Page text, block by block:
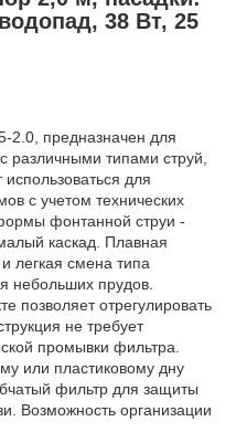
38 Вт, 25
предназначен для
различными типами струй,
для
с учетом технических
фонтанной струи -
каскад. Плавная
и легкая смена типа
небольших прудов.
позволяет отрегулировать
не требует
промывки фильтра.
или пластиковому дну
фильтр для защиты
Возможность организации